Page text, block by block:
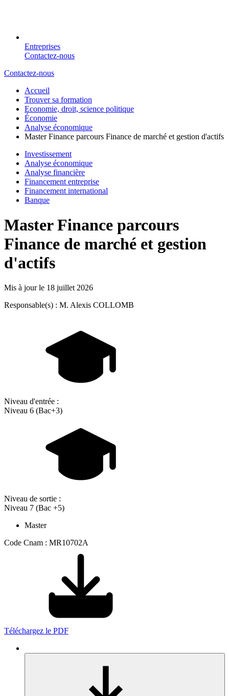
Entreprises
Contactez-nous
Contactez-nous
Accueil
Trouver sa formation
Economie, droit, science politique
Économie
Analyse économique
Master Finance parcours Finance de marché et gestion d'actifs
Investissement
Analyse économique
Analyse financière
Financement entreprise
Financement international
Banque
Master Finance parcours
Finance de marché et gestion
d'actifs
Mis à jour le 18 juillet 2026
Responsable(s) : M. Alexis COLLOMB
Niveau d'entrée :
Niveau 6 (Bac+3)
Niveau de sortie :
Niveau 7 (Bac +5)
Master
Code Cnam : MR10702A
Téléchargez le PDF